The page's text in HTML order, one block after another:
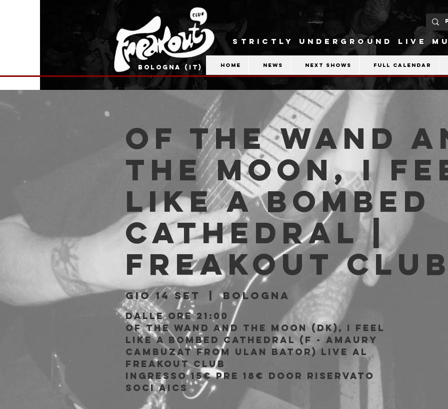
BOLOGNA (IT)
STRICTLY UNDERGROUND LIVE
Home News Next shows Full calendar
Of the Wand
the Moon, I
Like a Bombed
Cathedral |
Freakout
gio 14 set
  |
Bologna
Dalle ore 21:00
Of the Wand and the Moon (DK), I Feel
Like a Bombed Cathedral (F - Amaury
Cambuzat from Ulan Bator) live al
Freakout Club
Ingresso 15€ PRE 18€ DOOR riservato
soci AICS